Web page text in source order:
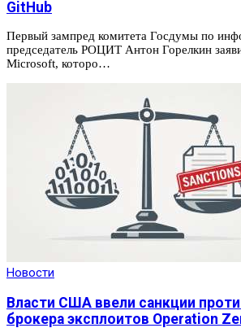
GitHub
Первый зампред комитета Госдумы по
председатель РОЦИТ Антон Горелкин
Microsoft, которо…
Новости
Власти США ввели санкции
брокера эксплоитов Operation